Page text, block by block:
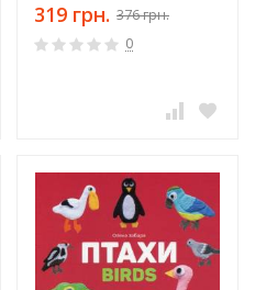
319 грн. 376 грн.
0